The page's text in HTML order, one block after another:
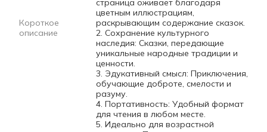
Короткое
описание
страница оживает благодаря
цветным иллюстрациям,
раскрывающим содержание сказок.
2. Сохранение культурного
наследия: Сказки, передающие
уникальные народные традиции и
ценности.
3. Эдукативный смысл: Приключения,
обучающие доброте, смелости и
разуму.
4. Портативность: Удобный формат
для чтения в любом месте.
5. Идеально для возрастной